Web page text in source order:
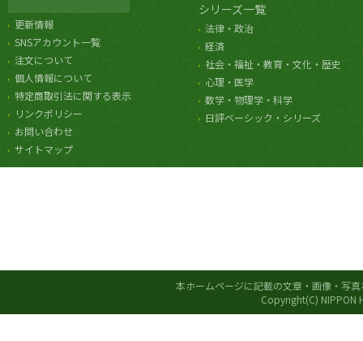
更新情報
SNSアカウント一覧
注文について
個人情報について
特定商取引法に関する表示
リンクポリシー
お問い合わせ
サイトマップ
シリーズ一覧
法律・政治
経済
社会・福祉・教育・文化・歴史
心理・医学
数学・物理学・科学
日評ベーシック・シリーズ
本ホームページに記載の文章・画像・写
Copyright(C) NIPPON